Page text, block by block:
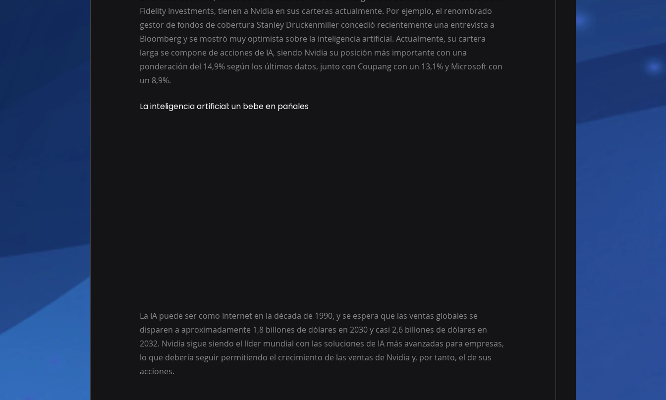
Fidelity Investments, tienen a Nvidia en sus carteras actualmente. Por ejemplo, el renombrado
gestor de fondos de cobertura Stanley Druckenmiller concedió recientemente una entrevista a
Bloomberg y se mostró muy optimista sobre la inteligencia artificial. Actualmente, su cartera
larga se compone de acciones de IA, siendo Nvidia su posición más importante con una
ponderación del 14,9% según los últimos datos, junto con Coupang con un 13,1% y Microsoft con
un 8,9%.
La inteligencia artificial: un bebe en pañales
La IA puede ser como Internet en la década de 1990, y se espera que las ventas globales se
disparen a aproximadamente 1,8 billones de dólares en 2030 y casi 2,6 billones de dólares en
2032. Nvidia sigue siendo el líder mundial con las soluciones de IA más avanzadas para empresas,
lo que debería seguir permitiendo el crecimiento de las ventas de Nvidia y, por tanto, el de sus
acciones.